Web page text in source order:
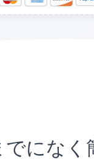
になく